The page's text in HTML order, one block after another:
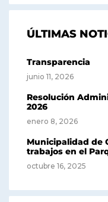
ÚLTIMAS
Transparencia
junio 11, 2026
Resolución
2026
enero 8, 2026
Municipalidad de
trabajos en el
octubre 16, 2025